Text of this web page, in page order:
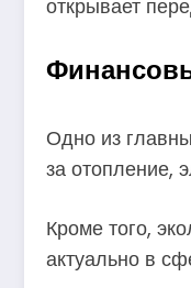
открывает
Одно из
за отопление,
Кроме того,
актуально в